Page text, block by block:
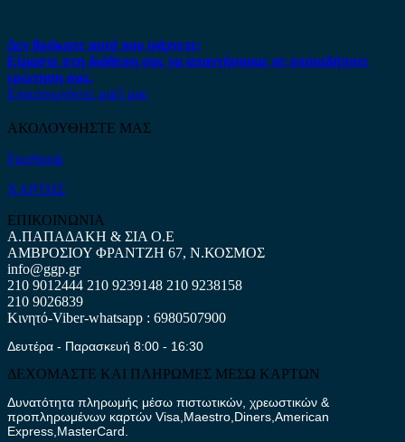
Δεν βρήκατε αυτό που ψάχνετε;
Είμαστε στη διάθεση σας να απαντήσουμε σε οποιαδήποτε
ερώτηση σας.
Επικοινωνήστε μαζί μας
ΑΚΟΛΟΥΘΗΣΤΕ ΜΑΣ
Facebook
ΧΑΡΤΗΣ
ΕΠΙΚΟΙΝΩΝΙΑ
Α.ΠΑΠΑΔΑΚΗ & ΣΙΑ Ο.Ε
ΑΜΒΡΟΣΙΟΥ ΦΡΑΝΤΖΗ 67, Ν.ΚΟΣΜΟΣ
info@ggp.gr
210 9012444 210 9239148 210 9238158
210 9026839
Κινητό-Viber-whatsapp : 6980507900
Δευτέρα - Παρασκευή 8:00 - 16:30
ΔΕΧΟΜΑΣΤΕ ΚΑΙ ΠΛΗΡΩΜΕΣ ΜΕΣΩ ΚΑΡΤΩΝ
Δυνατότητα πληρωμής μέσω πιστωτικών, χρεωστικών &
προπληρωμένων καρτών Visa,Maestro,Diners,American
Express,MasterCard.